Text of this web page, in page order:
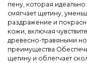
пену, которая
смягчает щетину,
раздражение и
кожи, включая
древесно-травяными
преимущества
щетину и облегчает